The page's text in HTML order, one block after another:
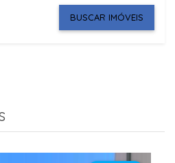
BUSCAR IMÓVEIS